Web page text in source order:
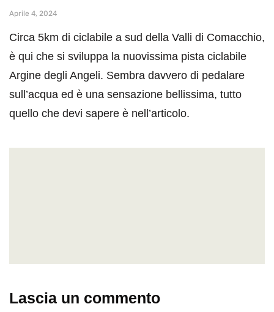
Aprile 4, 2024
Circa 5km di ciclabile a sud della Valli di Comacchio,
è qui che si sviluppa la nuovissima pista ciclabile
Argine degli Angeli. Sembra davvero di pedalare
sull’acqua ed è una sensazione bellissima, tutto
quello che devi sapere è nell’articolo.
Lascia un commento